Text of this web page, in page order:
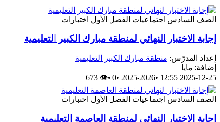
الصف السادس اجتماعيات الفصل الأول اختبارات
إجابة الاختبار النهائي لمنطقة مبارك الكبير التعليمية
إعداد المدرّس: منطقة مبارك الكبير التعليمية
إضافة: مايا
2025-12-25 12:55
•
2025-2026
•
0
•
👁 673
الصف السادس اجتماعيات الفصل الأول اختبارات
إجابة الاختبار النهائي لمنطقة العاصمة التعليمية